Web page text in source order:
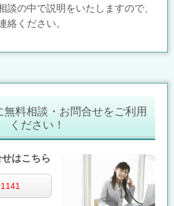
談の中で説明をいたしますので、
絡ください。
無料相談・お問合せをご利用
ください！
はこちら